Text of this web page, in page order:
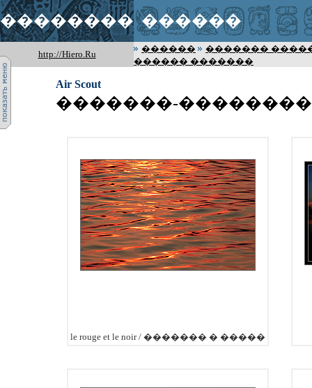
�������� ������
http://Hiero.Ru ������
�������
������ �������
Air Scout
�������-
le rouge et le noir / ������� � ������